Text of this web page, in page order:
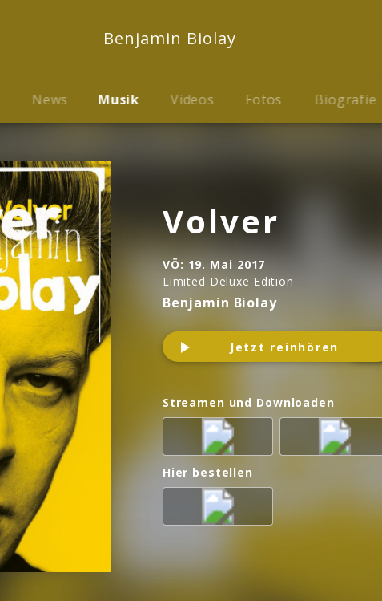
Benjamin Biolay
News Musik Videos Fotos Biografie
Volver
VÖ: 19. Mai 2017
Limited Deluxe Edition
Benjamin Biolay
Jetzt reinhören
Streamen und Downloaden
Hier bestellen